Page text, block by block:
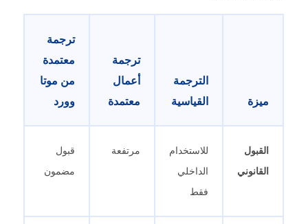
ميزة
الترجمة
القياسية
ترجمة
أعمال
معتمدة
ترجمة
معتمدة
من موتا
وورد
القبول
القانوني
للاستخدام
الداخلي
فقط
مرتفعة
قبول
مضمون